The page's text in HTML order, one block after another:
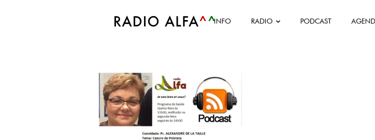
INFO RADIO PODCAST
Accueil Tags Cancro da Próstata
Tag: Cancro da Próstata